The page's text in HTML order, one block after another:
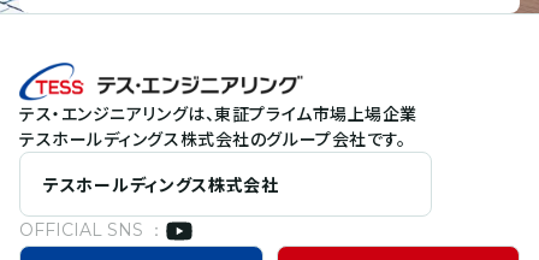
テス・エンジニアリングは、東証プライム市場上場企業
テスホールディングス株式会社のグループ会社です。
テスホールディングス株式会社
OFFICIAL SNS ：